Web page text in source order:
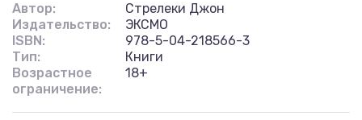
Автор:
Стрелеки Джон
Издательство:
ЭКСМО
ISBN:
978-5-04-218566-3
Тип:
Книги
Возрастное
ограничение:
18+